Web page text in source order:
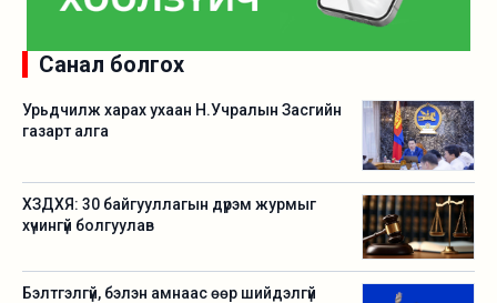
Санал болгох
Урьдчилж харах ухаан Н.Учралын Засгийн
газарт алга
ХЗДХЯ: 30 байгууллагын дүрэм журмыг
хүчингүй болгуулав
Бэлтгэлгүй, бэлэн амнаас өөр шийдэлгүй